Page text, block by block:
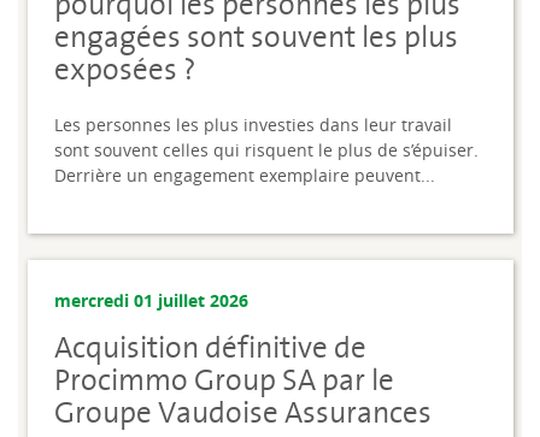
engagées sont souvent les plus
exposées ?
Les personnes les plus investies dans leur travail
sont souvent celles qui risquent le plus de s’épuiser.
Derrière un engagement exemplaire peuvent...
mercredi 01 juillet 2026
Acquisition définitive de
Procimmo Group SA par le
Groupe Vaudoise Assurances